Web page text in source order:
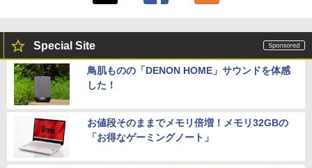
Special Site
鳥肌ものの「DENON HOME」サウンドを体感
した！
お値段そのままでメモリ倍増！メモリ32GBの
「お得なゲーミングノート」